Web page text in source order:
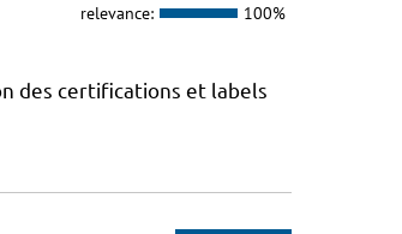
relevance: 100%
des certifications et labels